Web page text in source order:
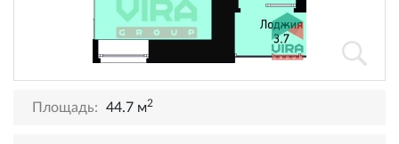
Площадь: 44.7 м2